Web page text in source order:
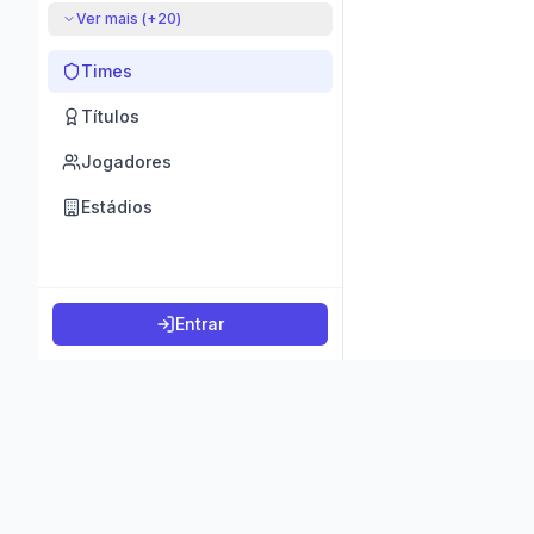
Ver mais (+20)
Times
Títulos
Jogadores
Estádios
Entrar